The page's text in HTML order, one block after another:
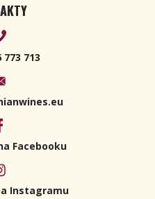
773 713
Facebooku
Instagramu